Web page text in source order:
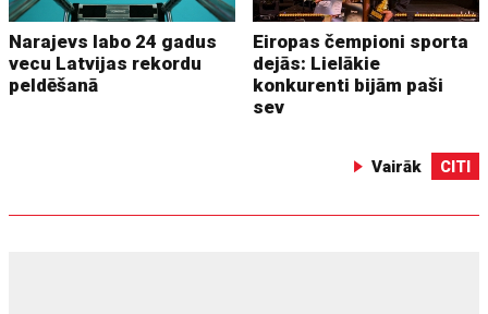
Narajevs labo 24 gadus
vecu Latvijas rekordu
peldēšanā
Eiropas čempioni sporta
dejās: Lielākie
konkurenti bijām paši
sev
Vairāk CITI